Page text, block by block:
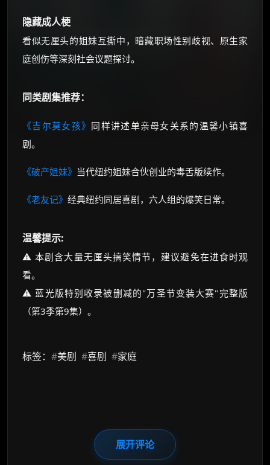
隐藏成人梗
看似无厘头的姐妹互撕中，暗藏职场性别歧视、原生家
庭创伤等深刻社会议题探讨。
同类剧集推荐：
《吉尔莫女孩》 同样讲述单亲母女关系的温馨小镇喜
剧。
《破产姐妹》 当代纽约姐妹合伙创业的毒舌版续作。
《老友记》 经典纽约同居喜剧，六人组的爆笑日常。
温馨提示:
⚠️ 本剧含大量无厘头搞笑情节，建议避免在进食时观
看。
⚠️ 蓝光版特别收录被删减的"万圣节变装大赛"完整版
（第3季第9集）。
标签： #美剧 #喜剧 #家庭
展开评论